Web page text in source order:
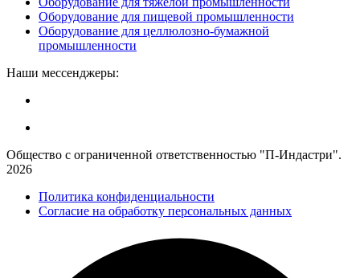
Оборудование для пищевой промышленности
Оборудование для целлюлозно-бумажной
промышленности
Наши мессенджеры:
Общество с ограниченной ответственностью "П-Индастри".
2026
Политика конфиденциальности
Согласие на обработку персональных данных